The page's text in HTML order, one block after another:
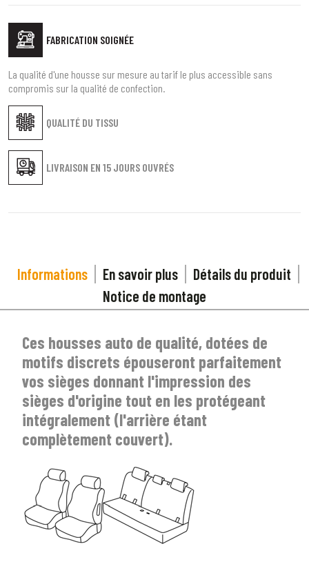
FABRICATION SOIGNÉE
QUALITÉ DU TISSU
LIVRAISON EN 15 JOURS OUVRÉS
La qualité d'une housse sur mesure au tarif le plus accessible sans
compromis sur la qualité de confection.
Informations En savoir plus
Détails du produit
Notice de montage
Ces housses auto de qualité, dotées de
motifs discrets épouseront parfaitement
vos sièges donnant l'impression des
sièges d'origine tout en les protégeant
intégralement (l'arrière étant
complètement couvert).